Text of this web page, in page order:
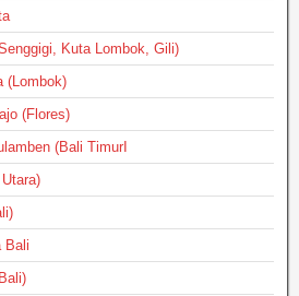
Kuta Lombok, Gili)
(Lombok)
(Flores)
(Bali TimurI
Bali